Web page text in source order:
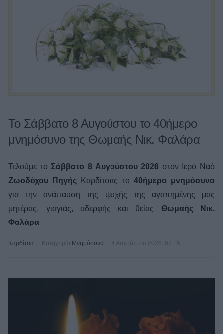
Το Σάββατο 8 Αυγούστου το 40ήμερο
μνημόσυνο της Θωμαής Νικ. Φαλάρα
Τελούμε το Σάββατο 8 Αυγούστου 2026 στον Ιερό Ναό
Ζωοδόχου Πηγής Καρδίτσας το 40ήμερο μνημόσυνο
για την ανάπαυση της ψυχής της αγαπημένης μας
μητέρας, γιαγιάς, αδερφής και θείας
Θωμαής Νικ.
Φαλάρα
Καρδίτσα Κατηγορία Μνημόσυνα 4 Αυγούστου 2026, 07:15